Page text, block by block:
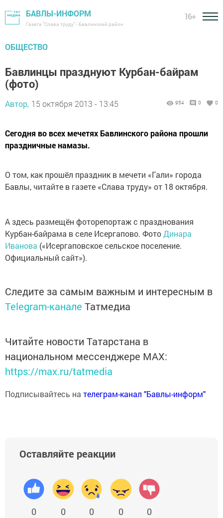
БАВЛЫ-ИНФОРМ
Газета "Слава труду" - Бавлинский район
16+
ОБЩЕСТВО
Бавлинцы празднуют Курбан-байрам
(фото)
Автор, 15 октября 2013 - 13:45 954 0 0
Сегодня во всех мечетях Бавлинского района прошли
праздничные намазы.
О том, как прошёл праздник в мечети «Гали» города
Бавлы, читайте в газете «Слава труду» от 18 октября.
А здесь размещён фоторепортаж с празднования
Курбан-байрама в селе Исергапово. ФотоДинара
Иванова («Исергаповское сельское поселение.
Официальный сайт»).
Следите за самым важным и интересным в
Telegram-канале Татмедиа
Читайте новости Татарстана в
национальном мессенджере MАХ:
https://max.ru/tatmedia
Подписывайтесь на телеграм-канал "Бавлы-информ"
Оставляйте реакции
0 0 0 0 0